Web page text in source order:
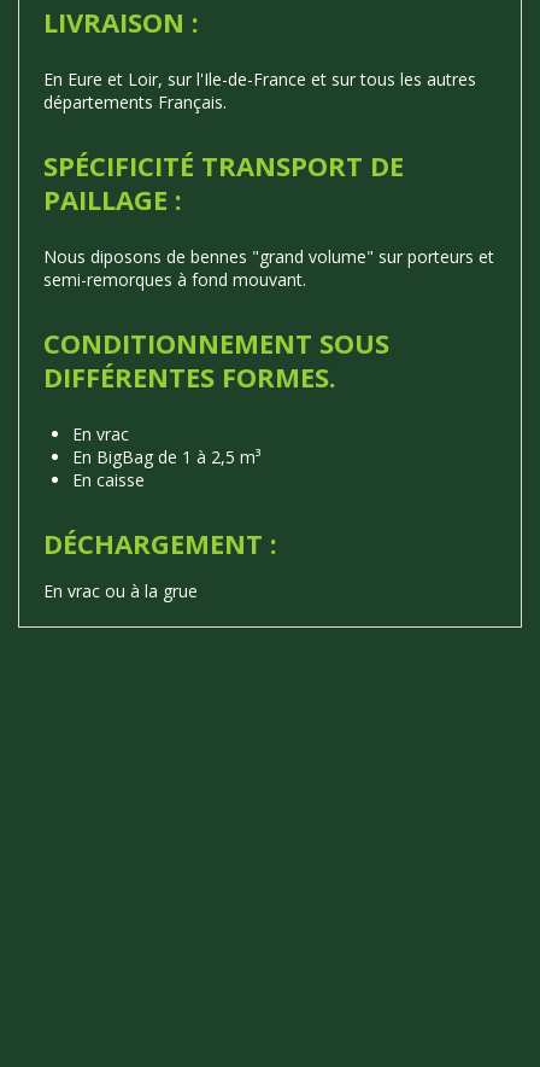
LIVRAISON :
En Eure et Loir, sur l'Ile-de-France et sur tous les autres
départements Français.
SPÉCIFICITÉ TRANSPORT DE
PAILLAGE :
Nous diposons de bennes "grand volume" sur porteurs et
semi-remorques à fond mouvant.
CONDITIONNEMENT SOUS
DIFFÉRENTES FORMES.
En vrac
En BigBag de 1 à 2,5 m³
En caisse
DÉCHARGEMENT :
En vrac ou à la grue